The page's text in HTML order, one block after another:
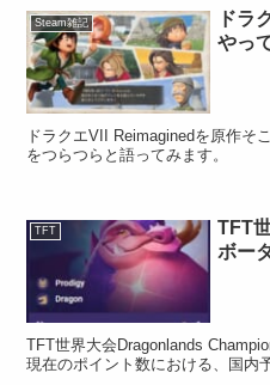
Steam雑記
ドラ
やっ
ドラクエVII Reimaginedを原作そ
をつらつらと語ってみます。
TFT
TFT
ボー
TFT世界大会Dragonlands
現在のポイント数における、国内